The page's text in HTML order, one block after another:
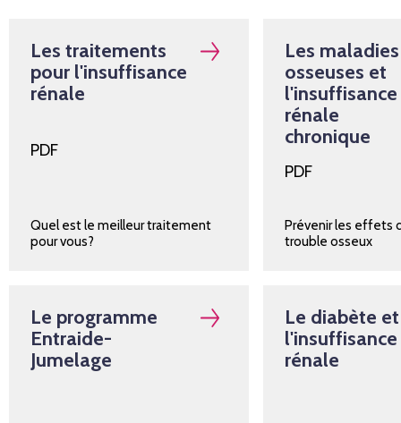
Les traitements
pour l'insuffisance
rénale
PDF
Quel est le meilleur traitement
pour vous?
Les maladies
osseuses et
l'insuffisance
rénale
chronique
PDF
Prévenir les effets
trouble osseux
Le programme
Entraide-
Jumelage
Le diabète et
l'insuffisance
rénale